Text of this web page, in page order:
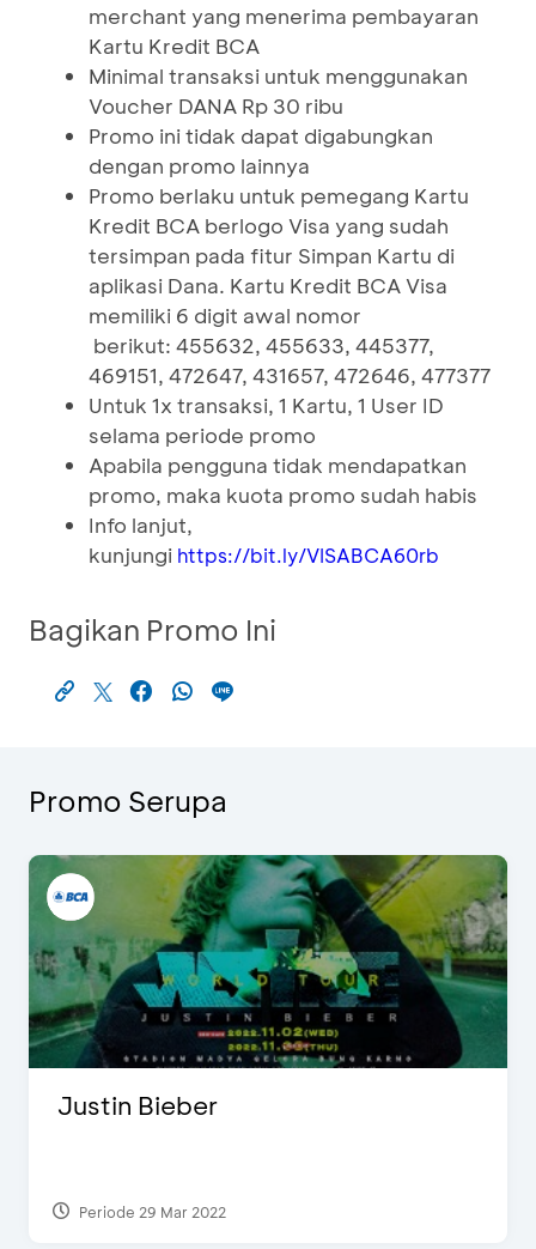
merchant yang menerima pembayaran
Kartu Kredit BCA
Minimal transaksi untuk menggunakan
Voucher DANA Rp 30 ribu
Promo ini tidak dapat digabungkan
dengan promo lainnya
Promo berlaku untuk pemegang Kartu
Kredit BCA berlogo Visa yang sudah
tersimpan pada fitur Simpan Kartu di
aplikasi Dana. Kartu Kredit BCA Visa
memiliki 6 digit awal nomor
berikut: 455632, 455633, 445377,
469151, 472647, 431657, 472646, 477377
Untuk 1x transaksi, 1 Kartu, 1 User ID
selama periode promo
Apabila pengguna tidak mendapatkan
promo, maka kuota promo sudah habis
Info lanjut,
kunjungi https://bit.ly/VISABCA60rb
Bagikan Promo Ini
Promo Serupa
Justin Bieber
Periode 29 Mar 2022